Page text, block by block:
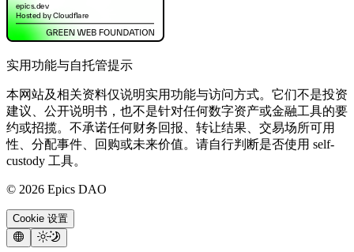
实用功能与自托管提示
本网站及相关资料仅说明实用功能与访问方式。它们不是投资
建议、公开说明书，也不是针对任何数字资产或金融工具的要
约或招揽。不承诺任何财务回报、转让结果、交易场所可用
性、分配事件、回购或未来价值。请自行判断是否使用 self-
custody 工具。
© 2026 Epics DAO
Cookie 设置